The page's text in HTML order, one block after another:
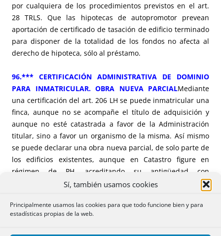
Sí, también usamos cookies
Principalmente usamos las cookies para que todo funcione bien y para
estadísticas propias de la web.
por cualquiera de los procedimientos previstos en el art.
28 TRLS. Que las hipotecas de autopromotor prevean
aportación de certificado de tasación de edificio terminado
para disponer de la totalidad de los fondos no afecta al
derecho de hipoteca, sólo al préstamo.
96.*** CERTIFICACIÓN ADMINISTRATIVA DE DOMINIO
PARA INMATRICULAR. OBRA NUEVA PARCIALMediante
una certificación del art. 206 LH se puede inmatricular una
finca, aunque no se acompañe el título de adquisición y
aunque no esté catastrada a favor de la Administración
titular, sino a favor un organismo de la misma. Así mismo
se puede declarar una obra nueva parcial, de solo parte de
los edificios existentes, aunque en Catastro figure en
régimen de PH, acreditando su antigüedad con
certificación de un técnico a pesar de que las
catastro.